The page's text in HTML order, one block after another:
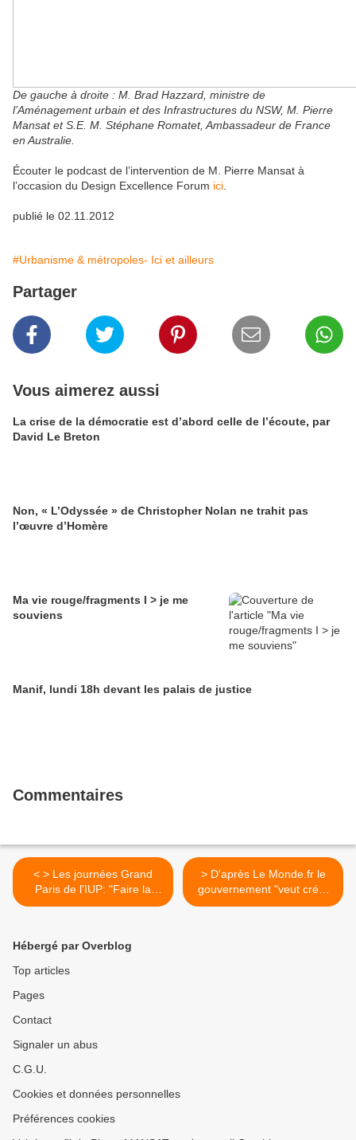
De gauche à droite : M. Brad Hazzard, ministre de
l’Aménagement urbain et des Infrastructures du NSW, M. Pierre
Mansat et S.E. M. Stéphane Romatet, Ambassadeur de France
en Australie.
Écouter le podcast de l’intervention de M. Pierre Mansat à
l’occasion du Design Excellence Forum ici
publié le 02.11.2012
#Urbanisme & métropoles- Ici et ailleurs
Partager
Vous aimerez aussi
La crise de la démocratie est d’abord celle de l’écoute, par
David Le Breton
Non, « L’Odyssée » de Christopher Nolan ne trahit pas
l’œuvre d’Homère
Ma vie rouge/fragments I > je me
souviens
Manif, lundi 18h devant les palais de justice
Commentaires
< > Les journées Grand
Paris de l'IUP: "Faire la
métropole par ses réseaux"
> D'après Le Monde.fr le
gouvernement "veut créer
une Métropole de Paris" >
Hébergé par Overblog
Top articles
Pages
Contact
Signaler un abus
C.G.U.
Cookies et données personnelles
Préférences cookies